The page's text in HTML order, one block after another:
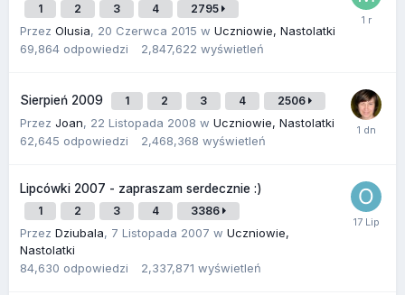
1 2 3 4 2795
Przez Olusia, 20 Czerwca 2015 w Uczniowie, Nastolatki
69,864 odpowiedzi 2,847,622 wyświetleń
Sierpień 2009 1 2 3 4 2506
Przez Joan, 22 Listopada 2008 w Uczniowie, Nastolatki
62,645 odpowiedzi 2,468,368 wyświetleń
Lipcówki 2007 - zapraszam serdecznie :)
1 2 3 4 3386
Przez Dziubala, 7 Listopada 2007 w Uczniowie,
Nastolatki
84,630 odpowiedzi 2,337,871 wyświetleń